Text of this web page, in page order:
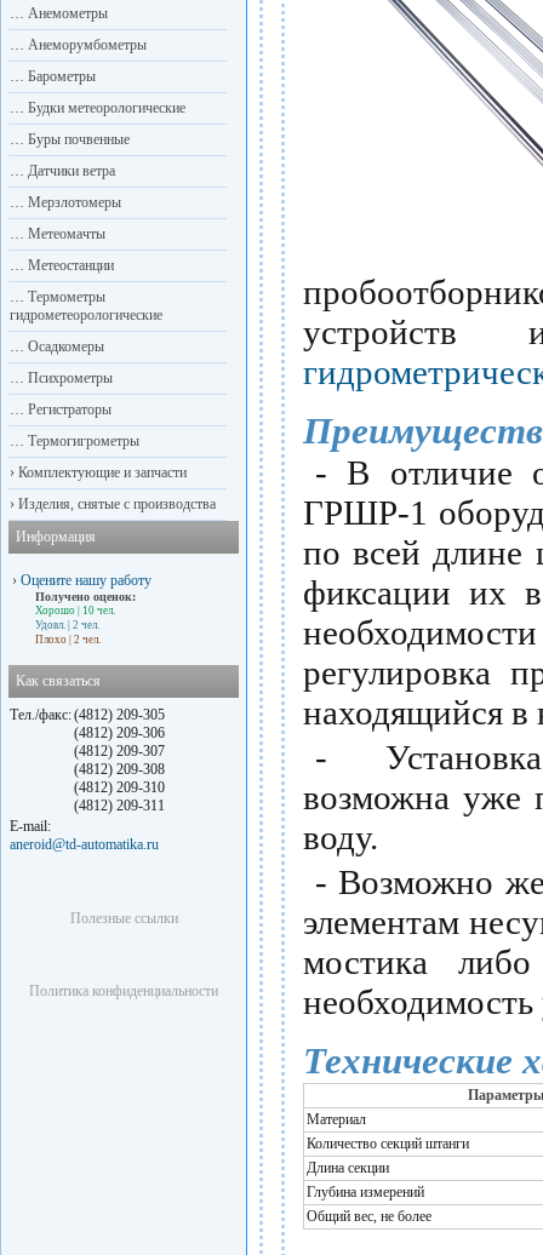
устройств
- В отличие
ГРШР-1
по всей длине
фиксации их
регулировка
находящийся в
-
возможна уже
воду.
- Возможно
элементам
мостика
Параметры
Материал
Количество секций штанги
Длина секции
Глубина измерений
Общий вес, не более
… Анемометры
… Анеморумбометры
… Барометры
… Будки метеорологические
… Буры почвенные
… Датчики ветра
… Мерзлотомеры
… Метеомачты
… Метеостанции
… Термометры
гидрометеорологические
… Осадкомеры
… Психрометры
… Регистраторы
… Термогигрометры
› Комплектующие и запчасти
› Изделия, снятые с производства
Информация
› Оцените нашу работу
Получено оценок:
Хорошо | 10 чел.
Удовл. | 2 чел.
Плохо | 2 чел.
Как связаться
Тел./факс:(4812) 209-305
(4812) 209-306
(4812) 209-307
(4812) 209-308
(4812) 209-310
(4812) 209-311
E-mail:
aneroid@td-automatika.ru
Полезные ссылки
Политика конфиденциальности